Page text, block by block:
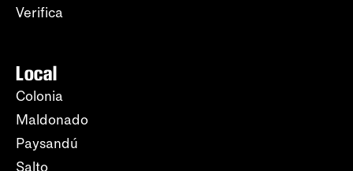
Verifica
Local
Colonia
Maldonado
Paysandú
Salto